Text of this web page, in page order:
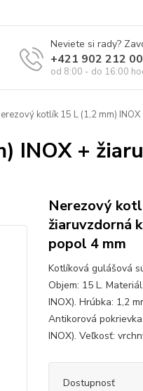
Neviete si rady?
+421 902 212
od 8:00 - do 16:00
kotlík 15 L (1,2 mm)
INOX +
Nerezový
žiaruvzdorná
popol 4 mm
Kotlíková gulášová
Objem: 15 L.
INOX). Hrúbka: 1,2
Antikorová
INOX). Veľkosť:
Dostupnosť